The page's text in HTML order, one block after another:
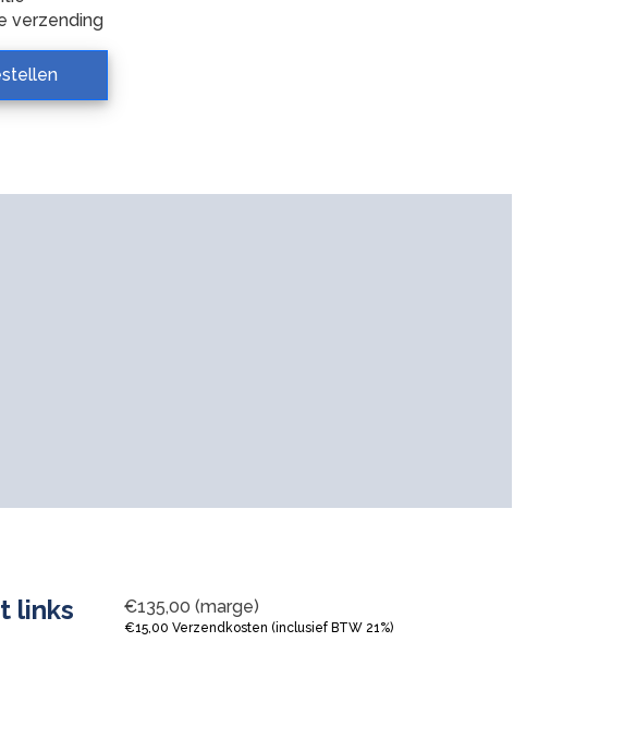
verzending
links
€135,00 (marge)
€15,00 Verzendkosten (inclusief BTW 21%)